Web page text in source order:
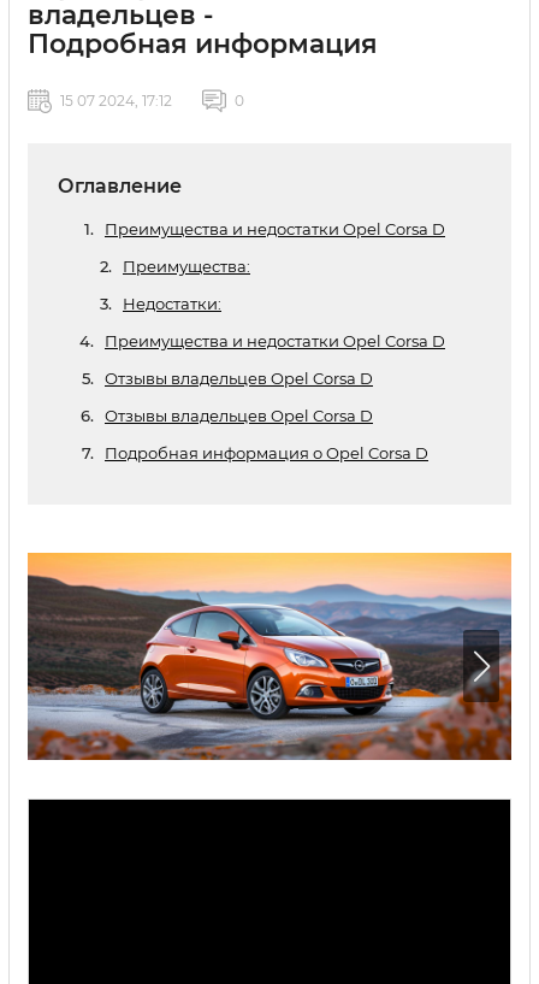
владельцев -
Подробная информация
15 07 2024, 17:12 0
Оглавление
Преимущества и недостатки Opel Corsa D
Преимущества:
Недостатки:
Преимущества и недостатки Opel Corsa D
Отзывы владельцев Opel Corsa D
Отзывы владельцев Opel Corsa D
Подробная информация о Opel Corsa D